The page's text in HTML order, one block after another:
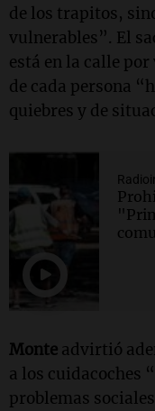
de los trapitos,
vulnerables”. El
está en la calle
de cada persona
quiebres y de
Monte advirtió
a los cuidacoches
problemas